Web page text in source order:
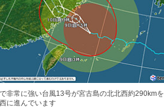
非常に強い台風13号が宮古島の北北西約290kmを
に進んでいます